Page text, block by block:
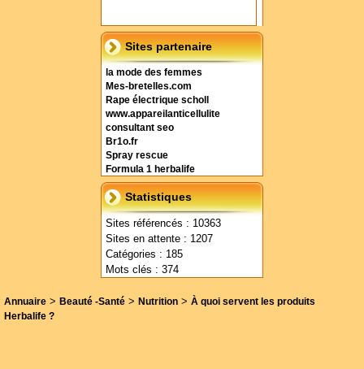
Sites partenaire
la mode des femmes
Mes-bretelles.com
Rape électrique scholl
www.appareilanticellulite
consultant seo
Br1o.fr
Spray rescue
Formula 1 herbalife
Statistiques
Sites référencés : 10363
Sites en attente : 1207
Catégories : 185
Mots clés : 374
Annuaire > Beauté -Santé > Nutrition > À quoi servent les produits
Herbalife ?